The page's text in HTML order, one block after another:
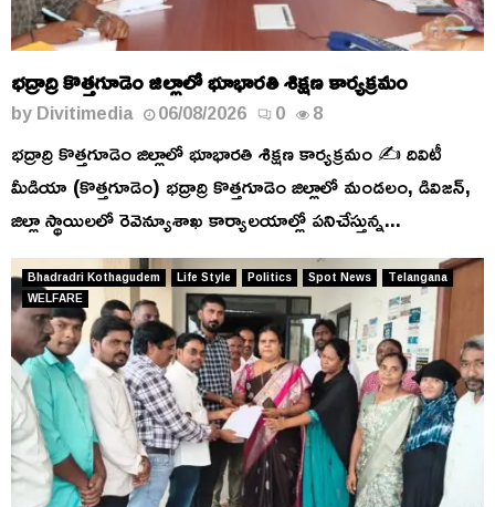
భద్రాద్రి కొత్తగూడెం జిల్లాలో భూభారతి శిక్షణ కార్యక్రమం
byDivitimedia 06/08/2026 0 8
భద్రాద్రి కొత్తగూడెం జిల్లాలో భూభారతి శిక్షణ కార్యక్రమం ✍️ దివిటీ
మీడియా (కొత్తగూడెం) భద్రాద్రి కొత్తగూడెం జిల్లాలో మండలం, డివిజన్,
జిల్లా స్థాయిలలో రెవెన్యూశాఖ కార్యాలయాల్లో పనిచేస్తున్న...
Bhadradri Kothagudem Life Style Politics Spot News
Telangana
WELFARE